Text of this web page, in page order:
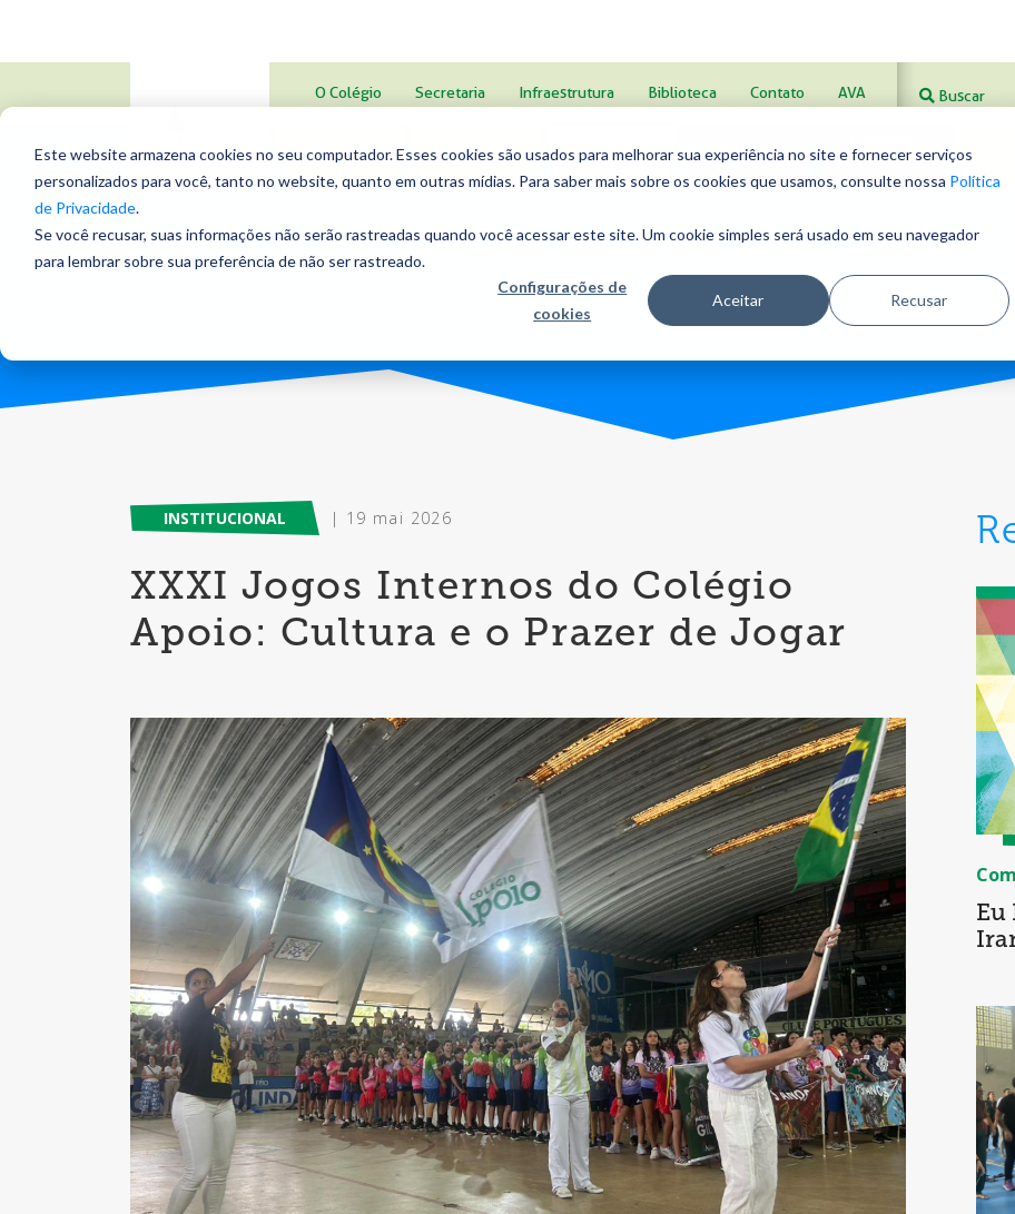
Este website armazena cookies no seu computador. Esses cookies são usados ​​para melhorar sua experiência no site e fornecer serviços
personalizados para você, tanto no website, quanto em outras mídias. Para saber mais sobre os cookies que usamos, consulte nossa Política
de Privacidade.
Se você recusar, suas informações não serão rastreadas quando você acessar este site. Um cookie simples será usado em seu navegador
para lembrar sobre sua preferência de não ser rastreado.
Configurações de
cookies
Aceitar Recusar
O Colégio Secretaria Infraestrutura Biblioteca Contato AVA Buscar
Infantil
Fundamental 1
Fundamental 2
Ensino Médio
Curricular
Xadrez
INSTITUCIONAL | 19 mai 2026
XXXI Jogos Internos do Colégio
Apoio: Cultura e o Prazer de Jogar
Eu